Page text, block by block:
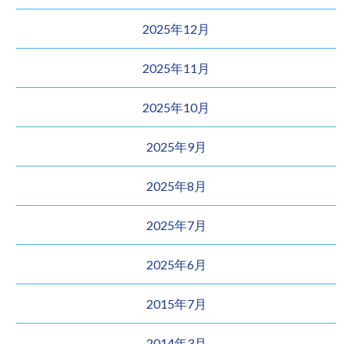
2025年12月
2025年11月
2025年10月
2025年9月
2025年8月
2025年7月
2025年6月
2015年7月